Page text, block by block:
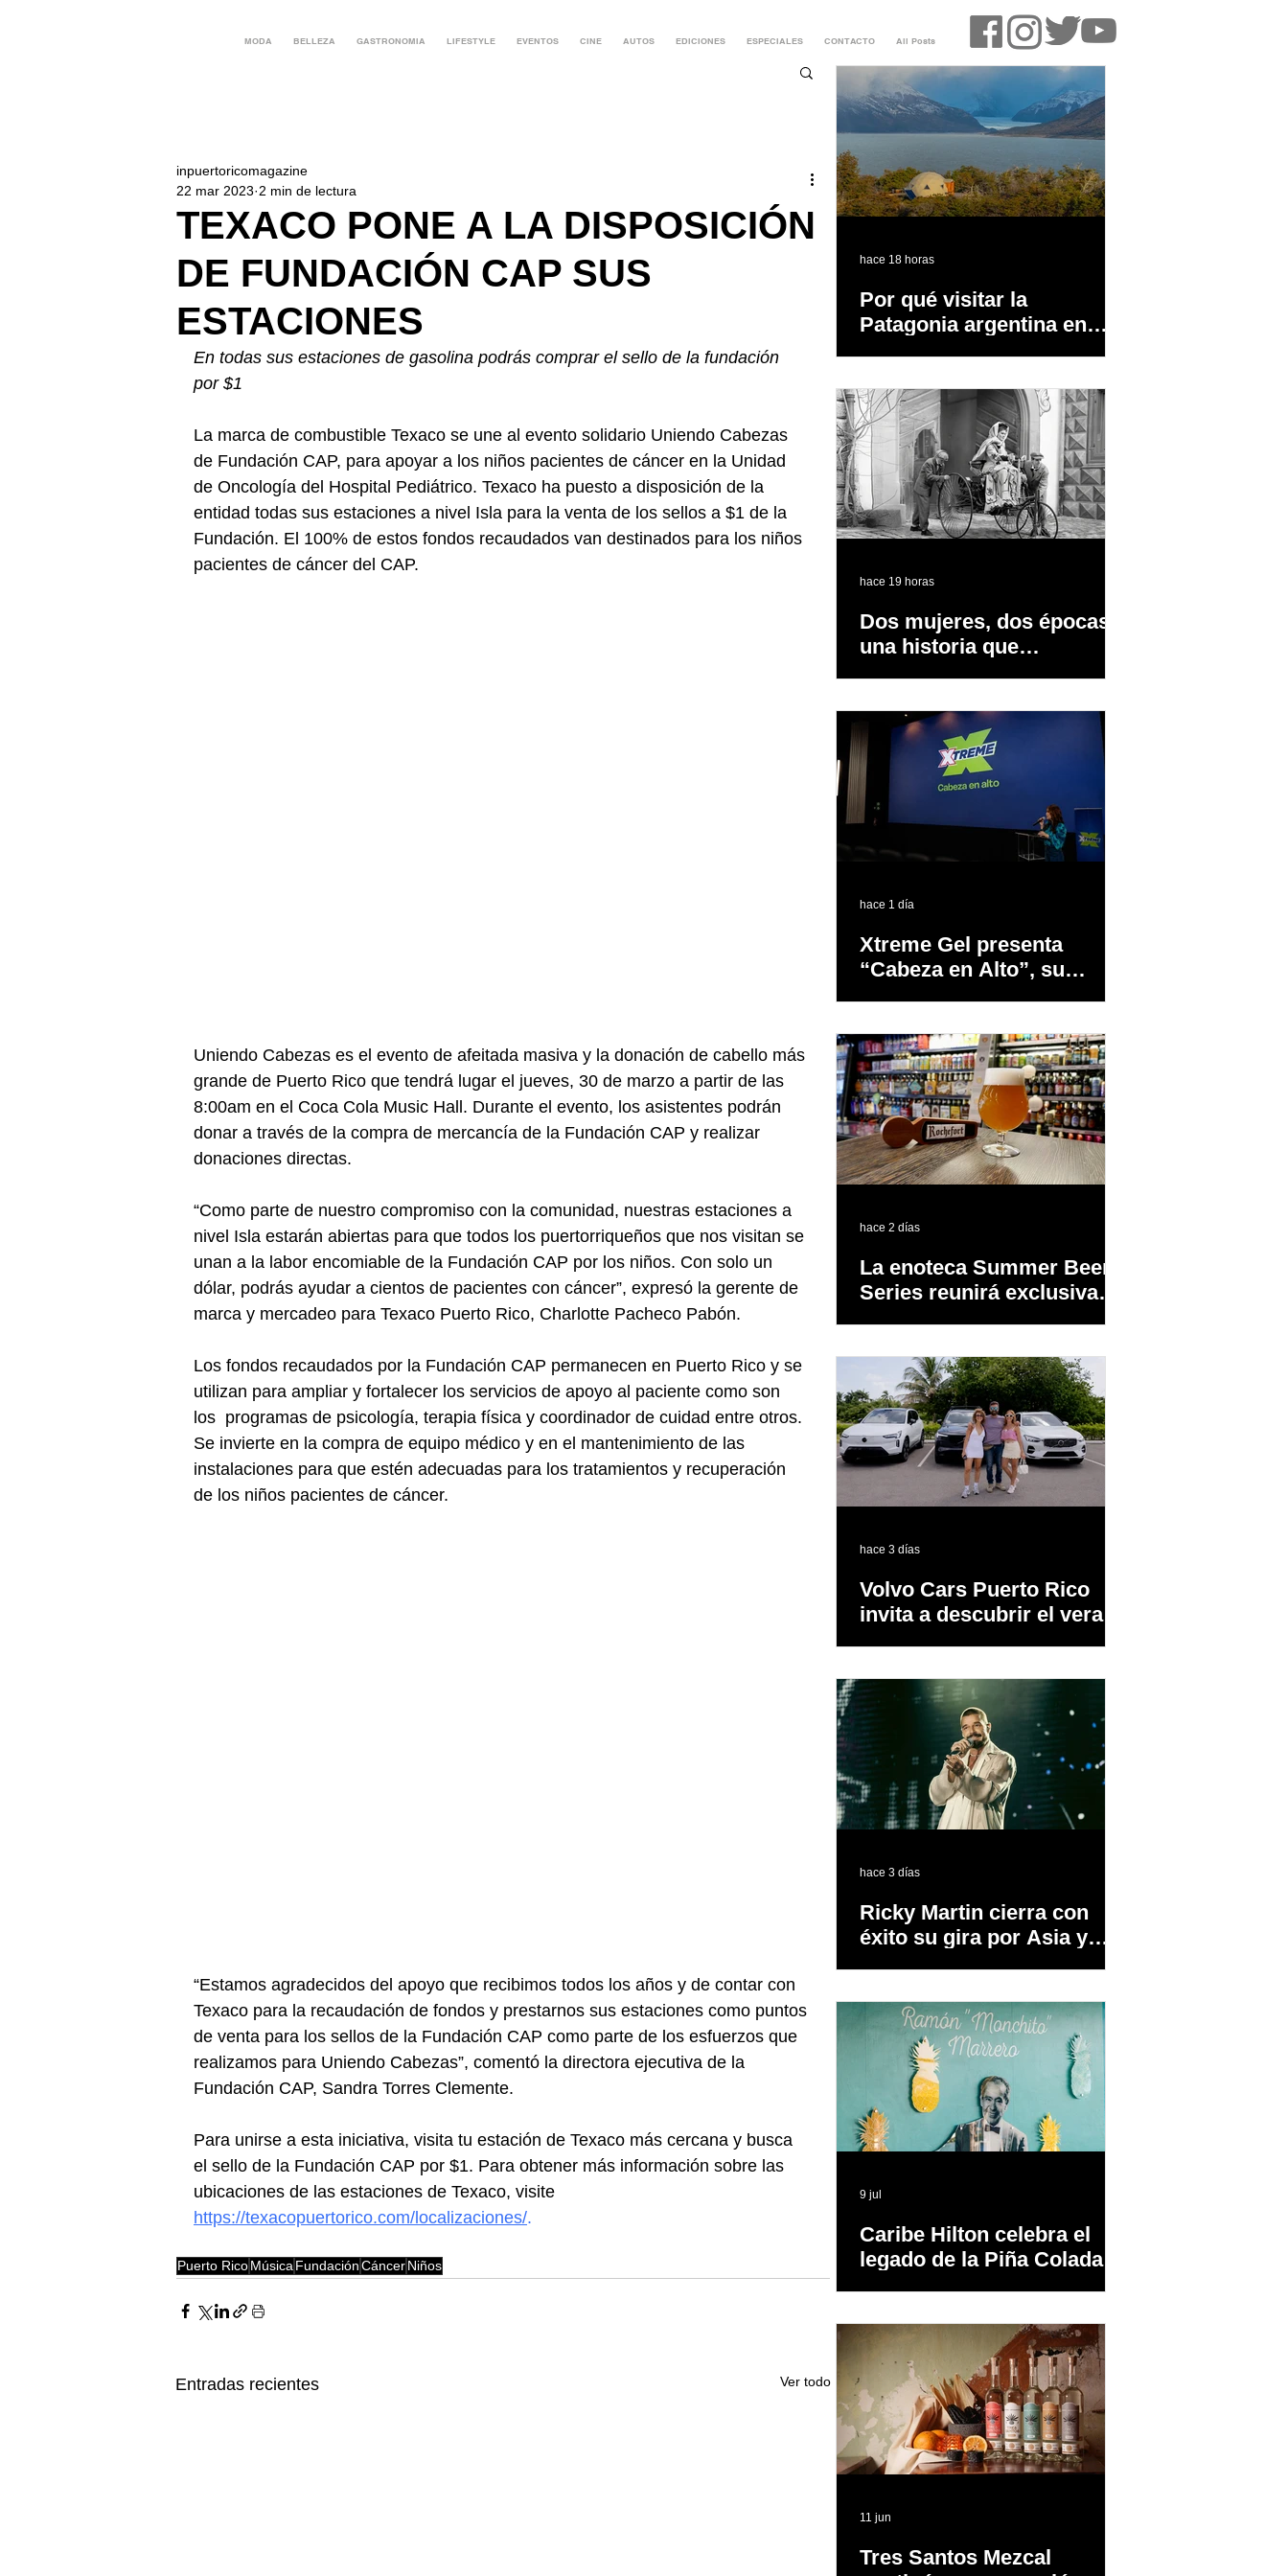
MODA BELLEZA GASTRONOMIA LIFESTYLE EVENTOS CINE AUTOS EDICIONES ESPECIALES CONTACTO All Posts
TEXACO PONE A LA DISPOSICIÓN
DE FUNDACIÓN CAP SUS
ESTACIONES
inpuertoricomagazine
22 mar 2023 2 min de lectura
En todas sus estaciones de gasolina podrás comprar el sello de la fundación
por $1
La marca de combustible Texaco se une al evento solidario Uniendo Cabezas
de Fundación CAP, para apoyar a los niños pacientes de cáncer en la Unidad
de Oncología del Hospital Pediátrico. Texaco ha puesto a disposición de la
entidad todas sus estaciones a nivel Isla para la venta de los sellos a $1 de la
Fundación. El 100% de estos fondos recaudados van destinados para los niños
pacientes de cáncer del CAP.
Uniendo Cabezas es el evento de afeitada masiva y la donación de cabello más
grande de Puerto Rico que tendrá lugar el jueves, 30 de marzo a partir de las
8:00am en el Coca Cola Music Hall. Durante el evento, los asistentes podrán
donar a través de la compra de mercancía de la Fundación CAP y realizar
donaciones directas.
“Como parte de nuestro compromiso con la comunidad, nuestras estaciones a
nivel Isla estarán abiertas para que todos los puertorriqueños que nos visitan se
unan a la labor encomiable de la Fundación CAP por los niños. Con solo un
dólar, podrás ayudar a cientos de pacientes con cáncer”, expresó la gerente de
marca y mercadeo para Texaco Puerto Rico, Charlotte Pacheco Pabón.
Los fondos recaudados por la Fundación CAP permanecen en Puerto Rico y se
utilizan para ampliar y fortalecer los servicios de apoyo al paciente como son
los  programas de psicología, terapia física y coordinador de cuidad entre otros.
Se invierte en la compra de equipo médico y en el mantenimiento de las
instalaciones para que estén adecuadas para los tratamientos y recuperación
de los niños pacientes de cáncer.
“Estamos agradecidos del apoyo que recibimos todos los años y de contar con
Texaco para la recaudación de fondos y prestarnos sus estaciones como puntos
de venta para los sellos de la Fundación CAP como parte de los esfuerzos que
realizamos para Uniendo Cabezas”, comentó la directora ejecutiva de la
Fundación CAP, Sandra Torres Clemente.
Para unirse a esta iniciativa, visita tu estación de Texaco más cercana y busca
el sello de la Fundación CAP por $1. Para obtener más información sobre las
ubicaciones de las estaciones de Texaco, visite
https://texacopuertorico.com/localizaciones/.
Puerto RicoMúsicaFundaciónCáncerNiños
Entradas recientes Ver todo
Por qué visitar la
Patagonia argentina en
hace 18 horas
Dos mujeres, dos épocas y
una historia que
hace 19 horas
Xtreme Gel presenta
“Cabeza en Alto”, su
producido completamente
en Puerto Rico
hace 1 día
La enoteca Summer Beer
Series reunirá exclusivas
público
hace 2 días
Volvo Cars Puerto Rico
invita a descubrir el verano
hace 3 días
Ricky Martin cierra con
éxito su gira por Asia y
hace 3 días
Caribe Hilton celebra el
legado de la Piña Colada,
9 jul
Tres Santos Mezcal
11 jun